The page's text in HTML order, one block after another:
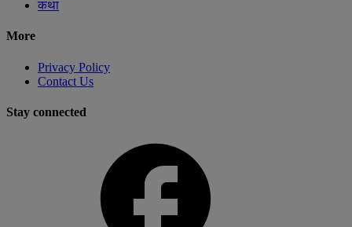
कथा
More
Privacy Policy
Contact Us
Stay connected